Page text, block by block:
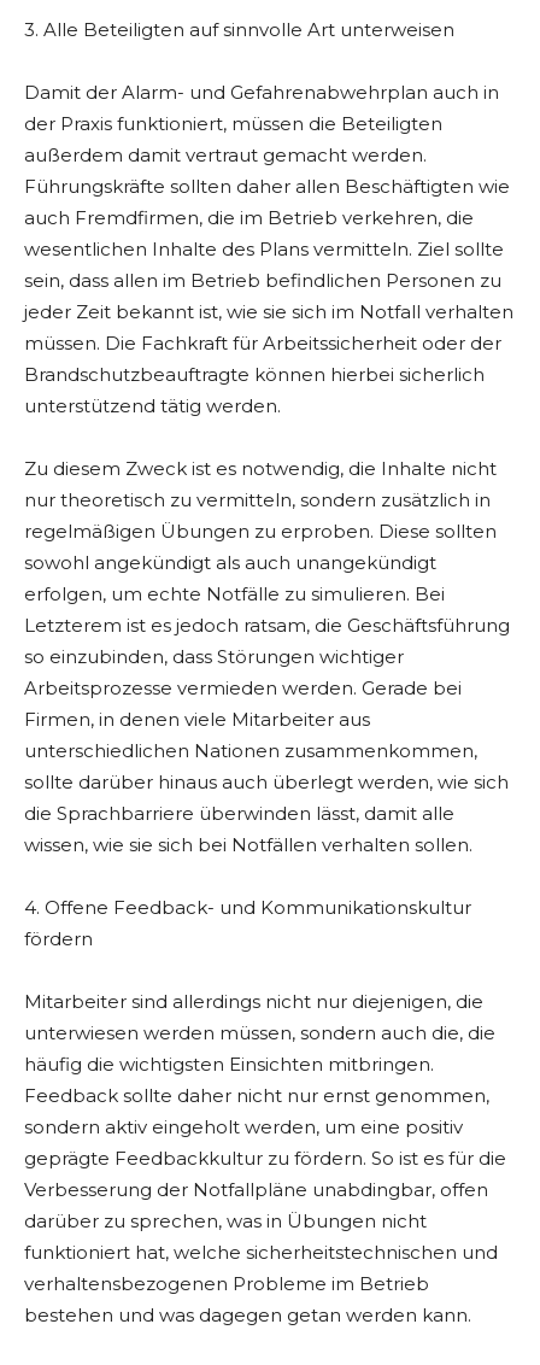
3. Alle Beteiligten auf sinnvolle Art unterweisen
Damit der Alarm- und Gefahrenabwehrplan auch in
der Praxis funktioniert, müssen die Beteiligten
außerdem damit vertraut gemacht werden.
Führungskräfte sollten daher allen Beschäftigten wie
auch Fremdfirmen, die im Betrieb verkehren, die
wesentlichen Inhalte des Plans vermitteln. Ziel sollte
sein, dass allen im Betrieb befindlichen Personen zu
jeder Zeit bekannt ist, wie sie sich im Notfall verhalten
müssen. Die Fachkraft für Arbeitssicherheit oder der
Brandschutzbeauftragte können hierbei sicherlich
unterstützend tätig werden.
Zu diesem Zweck ist es notwendig, die Inhalte nicht
nur theoretisch zu vermitteln, sondern zusätzlich in
regelmäßigen Übungen zu erproben. Diese sollten
sowohl angekündigt als auch unangekündigt
erfolgen, um echte Notfälle zu simulieren. Bei
Letzterem ist es jedoch ratsam, die Geschäftsführung
so einzubinden, dass Störungen wichtiger
Arbeitsprozesse vermieden werden. Gerade bei
Firmen, in denen viele Mitarbeiter aus
unterschiedlichen Nationen zusammenkommen,
sollte darüber hinaus auch überlegt werden, wie sich
die Sprachbarriere überwinden lässt, damit alle
wissen, wie sie sich bei Notfällen verhalten sollen.
4. Offene Feedback- und Kommunikationskultur
fördern
Mitarbeiter sind allerdings nicht nur diejenigen, die
unterwiesen werden müssen, sondern auch die, die
häufig die wichtigsten Einsichten mitbringen.
Feedback sollte daher nicht nur ernst genommen,
sondern aktiv eingeholt werden, um eine positiv
geprägte Feedbackkultur zu fördern. So ist es für die
Verbesserung der Notfallpläne unabdingbar, offen
darüber zu sprechen, was in Übungen nicht
funktioniert hat, welche sicherheitstechnischen und
verhaltensbezogenen Probleme im Betrieb
bestehen und was dagegen getan werden kann.